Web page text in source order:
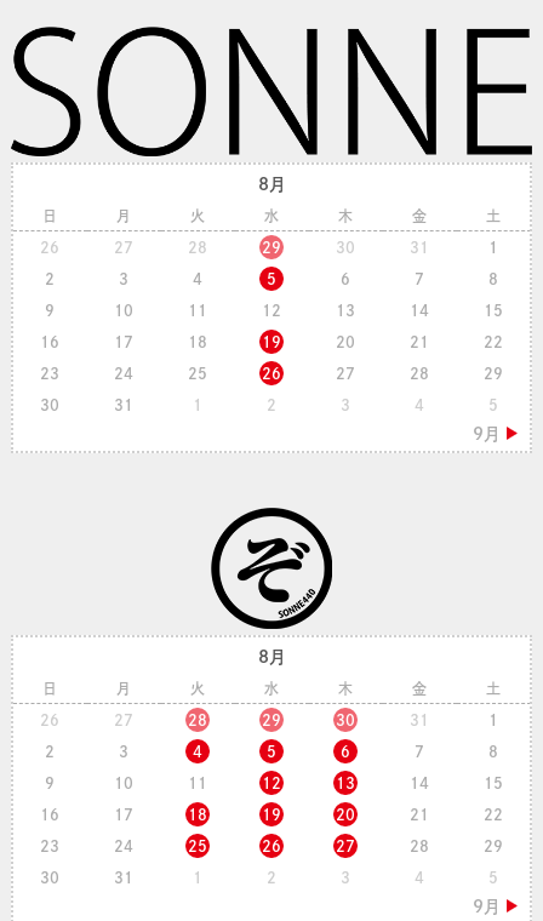
8月
日 月 火 水 木 金 土
26 27 28 29 30 31 1
2 3 4 5 6 7 8
9 10 11 12 13 14 15
16 17 18 19 20 21 22
23 24 25 26 27 28 29
30 31 1 2 3 4 5
8月
日 月 火 水 木 金 土
26 27 28 29 30 31 1
2 3 4 5 6 7 8
9 10 11 12 13 14 15
16 17 18 19 20 21 22
23 24 25 26 27 28 29
30 31 1 2 3 4 5